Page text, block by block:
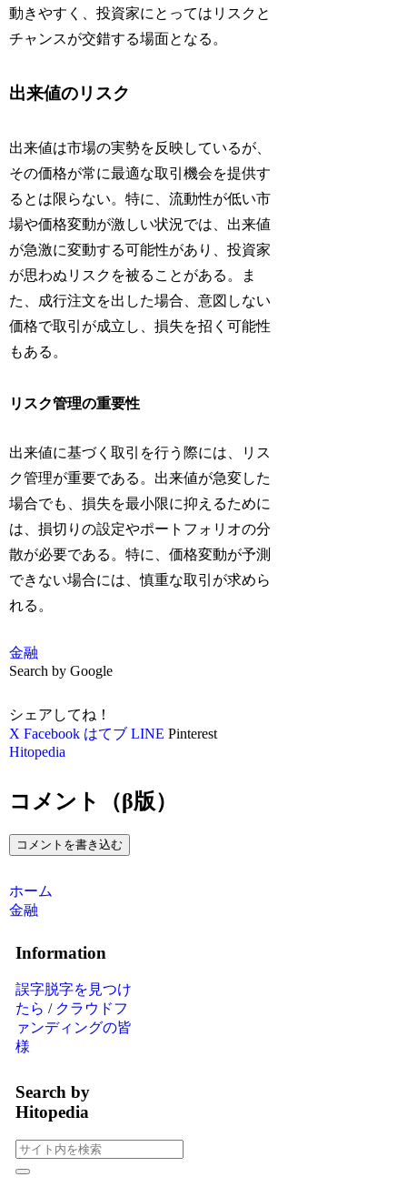
動きやすく、投資家にとってはリスクと
チャンスが交錯する場面となる。
出来値のリスク
出来値は市場の実勢を反映しているが、
その価格が常に最適な取引機会を提供す
るとは限らない。特に、流動性が低い市
場や価格変動が激しい状況では、出来値
が急激に変動する可能性があり、投資家
が思わぬリスクを被ることがある。ま
た、成行注文を出した場合、意図しない
価格で取引が成立し、損失を招く可能性
もある。
リスク管理の重要性
出来値に基づく取引を行う際には、リス
ク管理が重要である。出来値が急変した
場合でも、損失を最小限に抑えるために
は、損切りの設定やポートフォリオの分
散が必要である。特に、価格変動が予測
できない場合には、慎重な取引が求めら
れる。
金融
Search by Google
シェアしてね！
X Facebook はてブ LINE Pinterest
Hitopedia
コメント（β版）
コメントを書き込む
ホーム
金融
Information
誤字脱字を見つけ
たら / クラウドフ
ァンディングの皆
様
Search by
Hitopedia